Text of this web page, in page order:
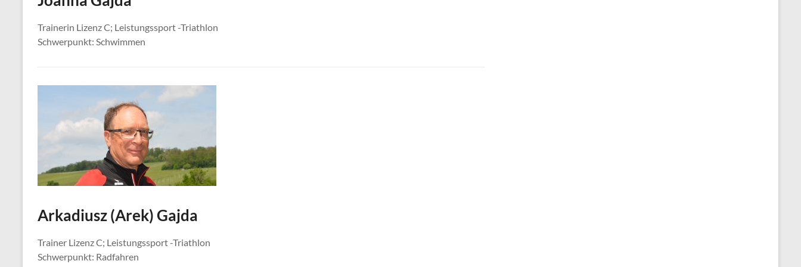
Trainerin Lizenz C; Leistungssport -Triathlon
Schwerpunkt: Schwimmen
Arkadiusz (Arek) Gajda
Trainer Lizenz C; Leistungssport -Triathlon
Schwerpunkt: Radfahren